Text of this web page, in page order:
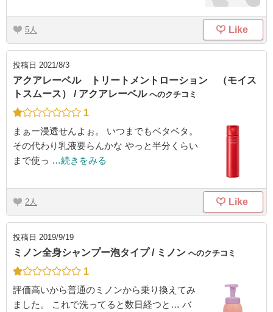
5 Like
投稿日 2021/8/3
アクアレーベル トリートメントローション （モイス
トスムース） / アクアレーベル へのクチコミ
1
まぁー浸透せんよぉ。 いつまでもベタベタ。
その代わり乳液要らんかな やっと半分くらい
まで使っ …続きをみる
2 Like
投稿日 2019/9/19
ミノン全身シャンプー泡タイプ / ミノン へのクチコミ
1
評価高いから普通のミノンから乗り換えてみ
ました。 これで洗ってると数日経つと… バ